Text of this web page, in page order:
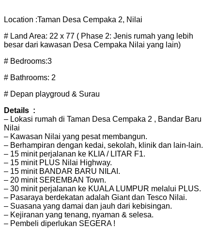
Location :Taman Desa Cempaka 2, Nilai
# Land Area: 22 x 77 ( Phase 2: Jenis rumah yang lebih
besar dari kawasan Desa Cempaka Nilai yang lain)
# Bedrooms:3
# Bathrooms: 2
# Depan playgroud & Surau
Details :
– Lokasi rumah di Taman Desa Cempaka 2 , Bandar Baru
Nilai
– Kawasan Nilai yang pesat membangun.
– Berhampiran dengan kedai, sekolah, klinik dan lain-lain.
– 15 minit perjalanan ke KLIA / LITAR F1.
– 15 minit PLUS Nilai Highway.
– 15 minit BANDAR BARU NILAI.
– 20 minit SEREMBAN Town.
– 30 minit perjalanan ke KUALA LUMPUR melalui PLUS.
– Pasaraya berdekatan adalah Giant dan Tesco Nilai.
– Suasana yang damai dan jauh dari kebisingan.
– Kejiranan yang tenang, nyaman & selesa.
– Pembeli diperlukan SEGERA !